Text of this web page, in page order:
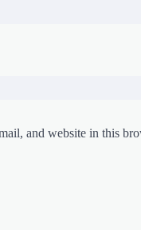
and website in this